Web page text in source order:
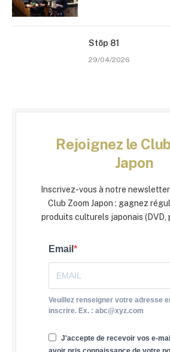
Stōp 81
29/04/2026
Rejoignez le
Japon
Inscrivez-vous à notre
Club Zoom Japon : gagnez
produits culturels japonais (DVD,
Email
Veuillez renseigner votre adresse
inscrire. Ex. : abc@xyz.com
J'accepte de recevoir vos e-